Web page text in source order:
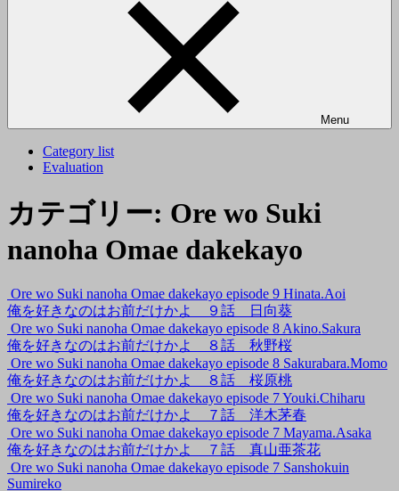
Menu
Category list
Evaluation
カテゴリー: Ore wo Suki
nanoha Omae dakekayo
Ore wo Suki nanoha Omae dakekayo episode 9 Hinata.Aoi
俺を好きなのはお前だけかよ ９話 日向葵
Ore wo Suki nanoha Omae dakekayo episode 8 Akino.Sakura
俺を好きなのはお前だけかよ ８話 秋野桜
Ore wo Suki nanoha Omae dakekayo episode 8 Sakurabara.Momo
俺を好きなのはお前だけかよ ８話 桜原桃
Ore wo Suki nanoha Omae dakekayo episode 7 Youki.Chiharu
俺を好きなのはお前だけかよ ７話 洋木茅春
Ore wo Suki nanoha Omae dakekayo episode 7 Mayama.Asaka
俺を好きなのはお前だけかよ ７話 真山亜茶花
Ore wo Suki nanoha Omae dakekayo episode 7 Sanshokuin
Sumireko